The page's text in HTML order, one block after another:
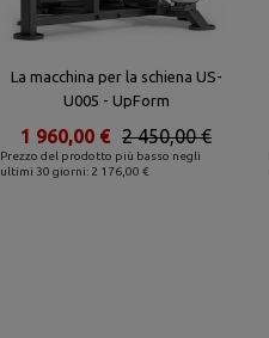
La macchina per la schiena US-
U005 - UpForm
Prezzo del prodotto più basso negli
ultimi 30 giorni: 2 176,00 €
2 450,00 €
1 960,00 €